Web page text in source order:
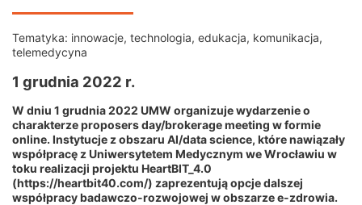
Tematyka: innowacje, technologia, edukacja, komunikacja,
telemedycyna
1 grudnia 2022 r.
W dniu 1 grudnia 2022 UMW organizuje wydarzenie o
charakterze proposers day/brokerage meeting w formie
online. Instytucje z obszaru AI/data science, które nawiązały
współpracę z Uniwersytetem Medycznym we Wrocławiu w
toku realizacji projektu HeartBIT_4.0
(https://heartbit40.com/) zaprezentują opcje dalszej
współpracy badawczo-rozwojowej w obszarze e-zdrowia.